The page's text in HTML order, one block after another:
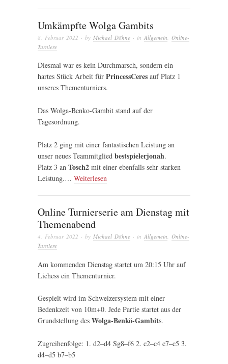
Umkämpfte Wolga Gambits
8. Februar 2022 · by Michael Döhne · in Allgemein Online-
Turniere
Diesmal war es kein Durchmarsch, sondern ein
hartes Stück Arbeit für PrincessCeres auf Platz 1
unseres Thementurniers.
Das Wolga-Benko-Gambit stand auf der
Tagesordnung.
Platz 2 ging mit einer fantastischen Leistung an
unser neues Teammitglied bestspielerjonah.
Platz 3 an Tosch2 mit einer ebenfalls sehr starken
Leistung.… Weiterlesen
Online Turnierserie am Dienstag mit
Themenabend
4. Februar 2022 · by Michael Döhne · in Allgemein, Online-
Turniere
Am kommenden Dienstag startet um 20:15 Uhr auf
Lichess ein Thementurnier.
Gespielt wird im Schweizersystem mit einer
Bedenkzeit von 10m+0. Jede Partie startet aus der
Grundstellung des Wolga-Benkö-Gambits.
Zugreihenfolge: 1. d2–d4 Sg8–f6 2. c2–c4 c7–c5 3.
d4–d5 b7–b5